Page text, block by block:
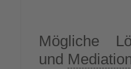
Mögliche
und